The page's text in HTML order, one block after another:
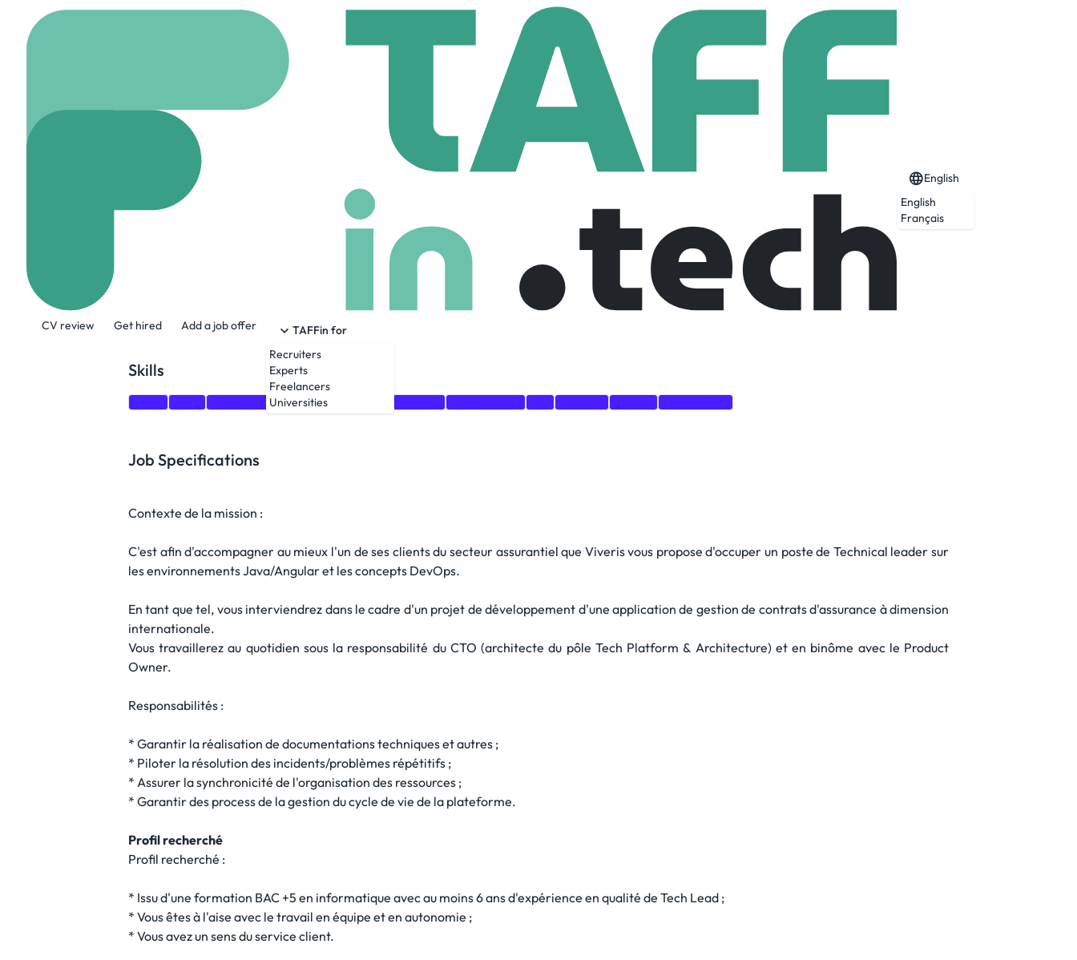
CV review Get hired Add a job offer
TAFFin for
Recruiters
Experts
Freelancers
Universities
English
English
Français
Tech Lead Java/Angular - Assurance F/H
Senior Full Time
Skills
PostgreSQL DevOps
Job Specifications
Contexte de la mission :
C'est afin d'accompagner au mieux l'un de ses clients du secteur assurantiel que Viveris vous propose d'occuper un poste de Technical leader sur
les environnements Java/Angular et les concepts DevOps.
En tant que tel, vous interviendrez dans le cadre d'un projet de développement d'une application de gestion de contrats d'assurance à dimension
internationale.
Vous travaillerez au quotidien sous la responsabilité du CTO (architecte du pôle Tech Platform & Architecture) et en binôme avec le Product
Owner.
Responsabilités :
* Garantir la réalisation de documentations techniques et autres ;
* Piloter la résolution des incidents/problèmes répétitifs ;
* Assurer la synchronicité de l'organisation des ressources ;
* Garantir des process de la gestion du cycle de vie de la plateforme.
Profil recherché
Profil recherché :
* Issu d'une formation BAC +5 en informatique avec au moins 6 ans d'expérience en qualité de Tech Lead ;
* Vous êtes à l'aise avec le travail en équipe et en autonomie ;
* Vous avez un sens du service client.